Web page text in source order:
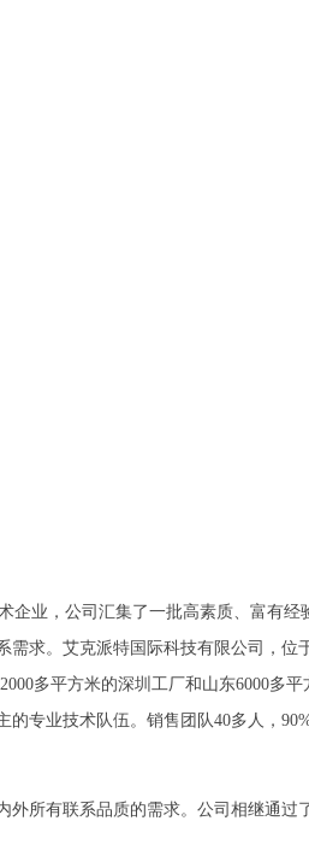
业，公司汇集了一批高素质、富有
求。艾克派特国际科技有限公司，
多平方米的深圳工厂和山东6000多
专业技术队伍。销售团队40多人，
有联系品质的需求。公司相继通过